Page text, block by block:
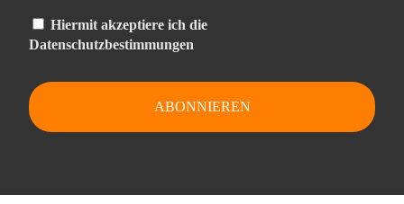
Hiermit akzeptiere ich die
Datenschutzbestimmungen